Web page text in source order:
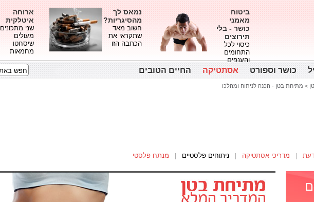
ביטוח
מאמני
כושר - בלי
תירוצים
כיסוי לכל
התחומים
והענפים
נמאס לך
מהסיגריות?
חשוב מאד
שתקראי את
הכתבה הזו
ארוחה
איטלקית
שני מתכונים
מעולים
שיסחטו
מחמאות
כושר וספורט אסתטיקה החיים הטובים
> מתיחת בטן - הכנה לניתוח ומהלכו
מדריכי אסתטיקה ניתוחים פלסטיים מנתח פלסטי